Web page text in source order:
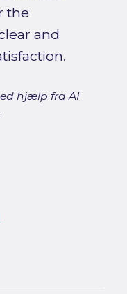
the
and
hjælp fra AI